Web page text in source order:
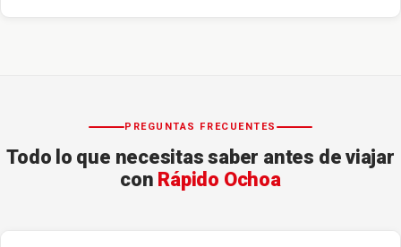
PREGUNTAS FRECUENTES
Todo lo que necesitas saber antes de viajar
con Rápido Ochoa